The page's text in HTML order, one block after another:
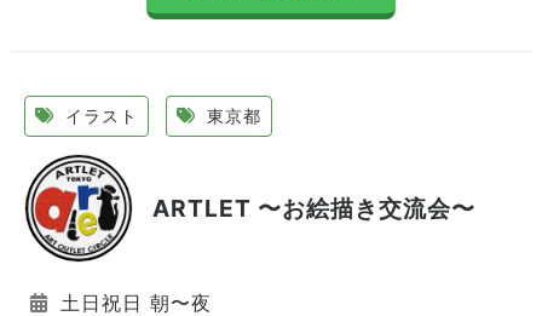
イラスト 東京都
ARTLET 〜お絵描き交流会〜
土日祝日 朝〜夜